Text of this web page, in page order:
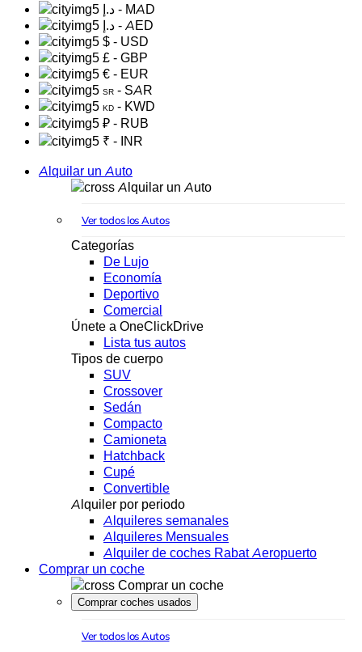
د.إ - MAD
د.إ - AED
$ - USD
£ - GBP
€ - EUR
SR - SAR
KD - KWD
₽ - RUB
₹ - INR
Alquilar un Auto
Alquilar un Auto
Ver todos los Autos
Categorías
De Lujo
Economía
Deportivo
Comercial
Únete a OneClickDrive
Lista tus autos
Tipos de cuerpo
SUV
Crossover
Sedán
Compacto
Camioneta
Hatchback
Cupé
Convertible
Alquiler por periodo
Alquileres semanales
Alquileres Mensuales
Alquiler de coches Rabat Aeropuerto
Comprar un coche
Comprar un coche
Comprar coches usados
Ver todos los Autos